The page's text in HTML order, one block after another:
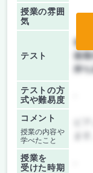
授業の雰囲
気
テスト
前期
後期
持ち
テストの方
式や難易度
コメント
授業の内容や
学べたこと
ピ
授業を
受けた時期